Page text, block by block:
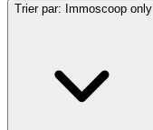
Trier par: Immoscoop only